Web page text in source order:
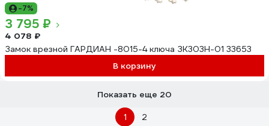
-7%
3 795 ₽
4 078 ₽
Замок врезной ГАРДИАН -8015-4 ключа ЗК303Н-01 33653
В корзину
Показать еще 20
1 2